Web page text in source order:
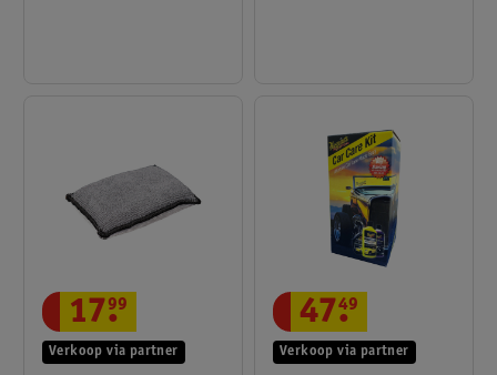
Verkoop via partner
17.
99
Verkoop via partner
47.
49